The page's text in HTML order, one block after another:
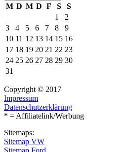
M D M D F S
S
1
2
3
4 5 6 7 8
9
10 11 12 13 14 15 16
17 18 19 20 21 22 23
24 25 26 27 28 29 30
31
Copyright © 2017
Impressum
Datenschutzerklärung
* = Affiliatelink/Werbung
Sitemaps:
Sitemap VW
Sitemap Ford